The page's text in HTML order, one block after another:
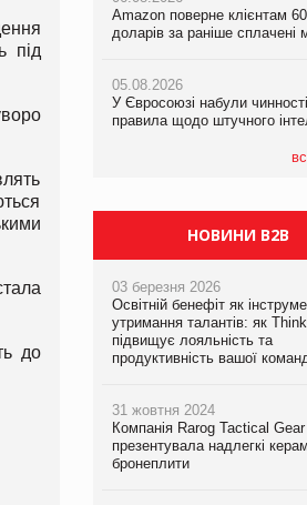
під
до
Amazon поверне клієнтам
доларів за раніше сплачені
05.08.2026
У Євросоюзі набули
правила щодо штучного
правила щодо штучного
Рекламна платформа
Google компенсацію за
трлн рекламних показів
правила щодо штучного
Рекламна платформа
Google компенсацію за
трлн рекламних показів
НОВИНИ B2B
03 березня 2026
Освітній бенефіт як
утримання талантів: як
підвищує лояльність та
продуктивність вашої
31 жовтня 2024
Компанія Rarog Tactical Gear
презентувала надлегкі
бронеплити